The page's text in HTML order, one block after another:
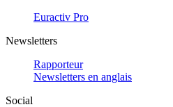
Euractiv Pro
Newsletters
Rapporteur
Newsletters en anglais
Social